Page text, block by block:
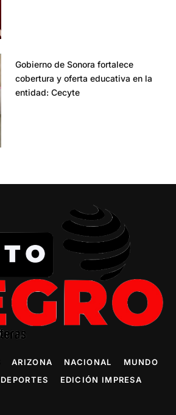
Gobierno de Sonora fortalece
cobertura y oferta educativa en la
entidad: Cecyte
ARIZONA NACIONAL
MUNDO
DEPORTES EDICIÓN IMPRESA